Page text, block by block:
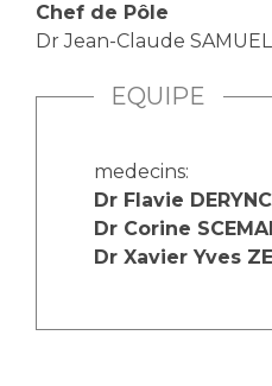
Chef de Pôle
Dr Jean-Claude
EQUIPE
medecins:
Dr Flavie
Dr Corine
Dr Xavier Yves